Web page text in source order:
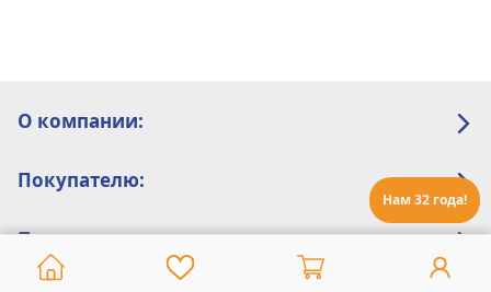
Нам 32 года!
О компании:
Покупателю:
Помощь: